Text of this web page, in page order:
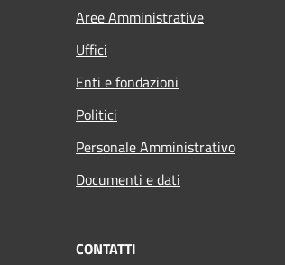
Aree Amministrative
Uffici
Enti e fondazioni
Politici
Personale Amministrativo
Documenti e dati
CONTATTI